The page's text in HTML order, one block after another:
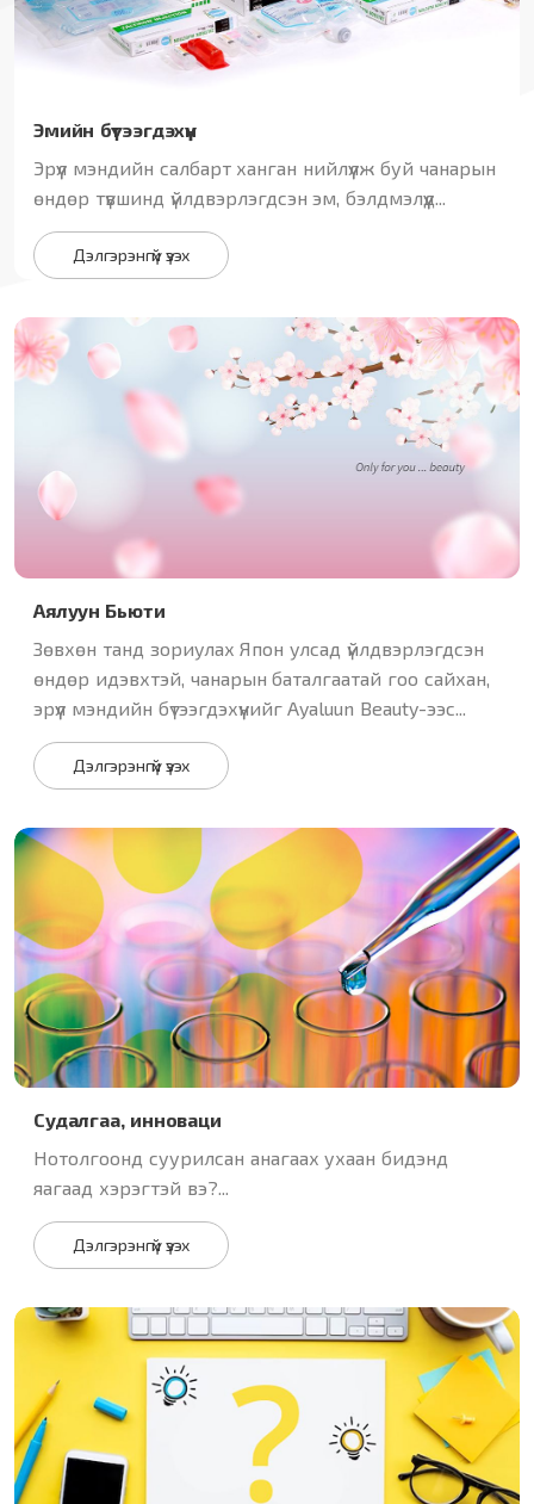
Эмийн бүтээгдэхүүн
Эрүүл мэндийн салбарт ханган нийлүүлж буй чанарын
өндөр түвшинд үйлдвэрлэгдсэн эм, бэлдмэлүүд...
Дэлгэрэнгүй үзэх
Аялуун Бьюти
Зөвхөн танд зориулах Япон улсад үйлдвэрлэгдсэн
өндөр идэвхтэй, чанарын баталгаатай гоо сайхан,
эрүүл мэндийн бүтээгдэхүүнийг Ayaluun Beauty-ээс...
Дэлгэрэнгүй үзэх
Судалгаа, инноваци
Нотолгоонд суурилсан анагаах ухаан бидэнд
яагаад хэрэгтэй вэ?...
Дэлгэрэнгүй үзэх